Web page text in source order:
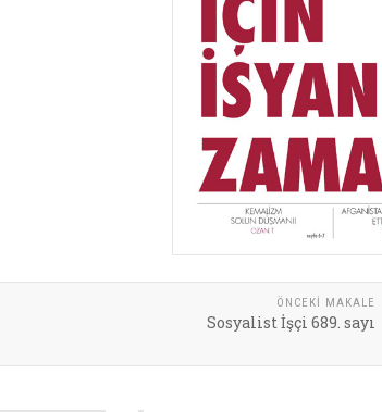
ÖNCEKI MAKALE
Sosyalist İşçi 689. sayı